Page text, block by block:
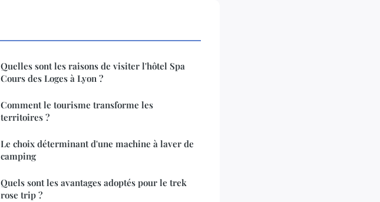
Quelles sont les raisons de visiter l'hôtel Spa
Cours des Loges à Lyon ?
Comment le tourisme transforme les
territoires ?
Le choix déterminant d'une machine à laver de
camping
Quels sont les avantages adoptés pour le trek
rose trip ?